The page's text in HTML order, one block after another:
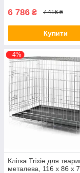
6 786 ₴ 7 416 ₴
Купити
–4%
Клітка Trixie для
металева, 116 x 86 x